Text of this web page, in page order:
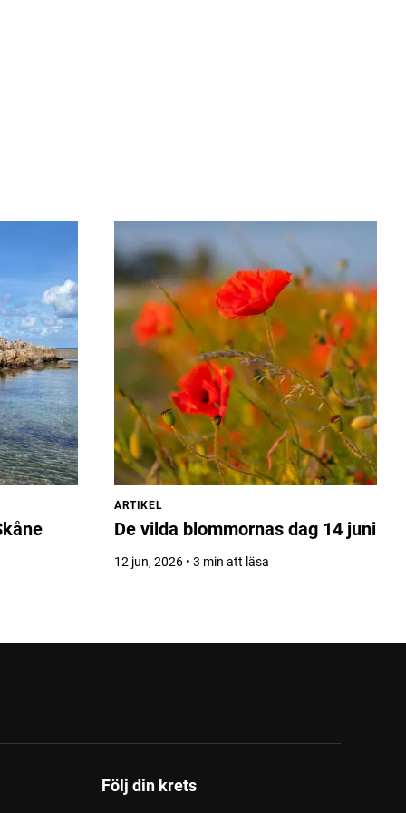
ARTIKEL
De vilda blommornas dag 14 juni
12 jun, 2026 • 3 min att läsa
Följ din krets